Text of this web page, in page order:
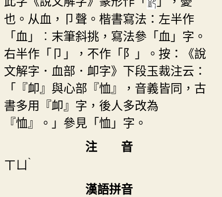
也。从血，卩聲。楷書寫法：左半作
「血」︰末筆斜挑，寫法參「血」字。
右半作「卩」，不作「阝」。按：《說
文解字．血部．卹字》下段玉裁注云：
「『卹』與心部『恤』，音義皆同，古
書多用『卹』字，後人多改為
『恤』。」參見「恤」字。
注 音
ㄒㄩ ˋ
漢語拼音